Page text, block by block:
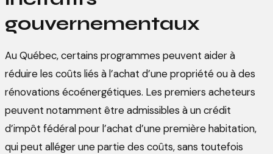
gouvernementaux
Au Québec, certains programmes peuvent aider à
réduire les coûts liés à l’achat d’une propriété ou à des
rénovations écoénergétiques. Les premiers acheteurs
peuvent notamment être admissibles à un crédit
d’impôt fédéral pour l’achat d’une première habitation,
qui peut alléger une partie des coûts, sans toutefois